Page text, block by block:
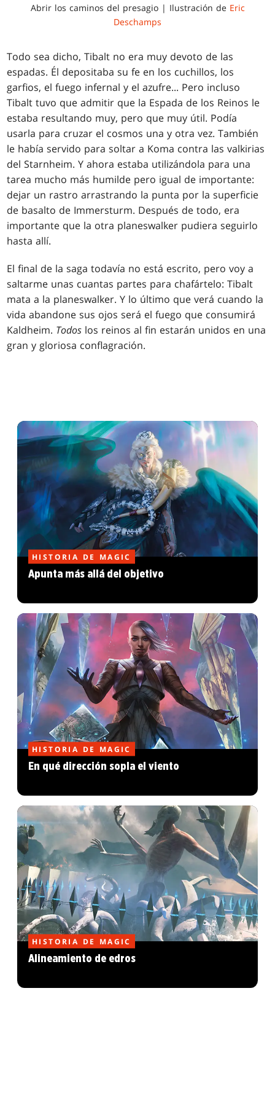
Abrir los caminos del presagio | Ilustración de Eric
Deschamps
Todo sea dicho, Tibalt no era muy devoto de las
espadas. Él depositaba su fe en los cuchillos, los
garfios, el fuego infernal y el azufre... Pero incluso
Tibalt tuvo que admitir que la Espada de los Reinos le
estaba resultando muy, pero que muy útil. Podía
usarla para cruzar el cosmos una y otra vez. También
le había servido para soltar a Koma contra las valkirias
del Starnheim. Y ahora estaba utilizándola para una
tarea mucho más humilde pero igual de importante:
dejar un rastro arrastrando la punta por la superficie
de basalto de Immersturm. Después de todo, era
importante que la otra planeswalker pudiera seguirlo
hasta allí.
El final de la saga todavía no está escrito, pero voy a
saltarme unas cuantas partes para chafártelo: Tibalt
mata a la planeswalker. Y lo último que verá cuando la
vida abandone sus ojos será el fuego que consumirá
Kaldheim. Todos los reinos al fin estarán unidos en una
gran y gloriosa conflagración.
HISTORIA DE MAGIC
Apunta más allá del objetivo
HISTORIA DE MAGIC
En qué dirección sopla el viento
HISTORIA DE MAGIC
Alineamiento de edros